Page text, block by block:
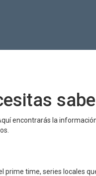
encontrarás la
prime time, series locales